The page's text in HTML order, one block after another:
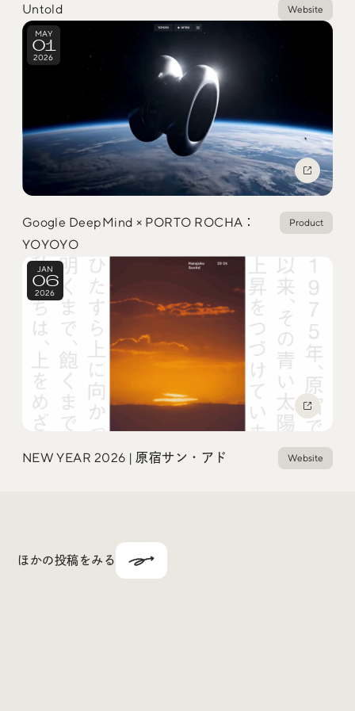
Social
@iDID_team 平日ほぼ毎日投稿中！
Project by FOURDIGIT ,SHIFTBRAINandWab Design
Privacy Policy
Untold Website
MAY
01
2026
Google DeepMind × PORTO ROCHA：
YOYOYO
Product
JAN
06
2026
NEW YEAR 2026 | 原宿サン・アド Website
ほかの投稿をみる